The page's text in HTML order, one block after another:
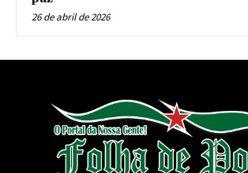
26 de abril de 2026